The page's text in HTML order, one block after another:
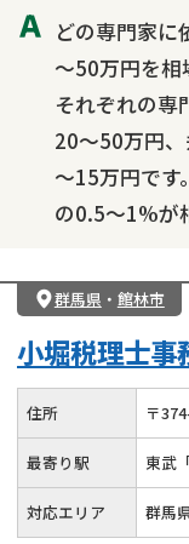
どの専門家に
～50万円を相
それぞれの専
20～50万円
～15万円です
の0.5～1%が
群馬県 ・ 館林市
小堀税理士事
住所 〒374
最寄り駅 東武
対応エリア 群馬